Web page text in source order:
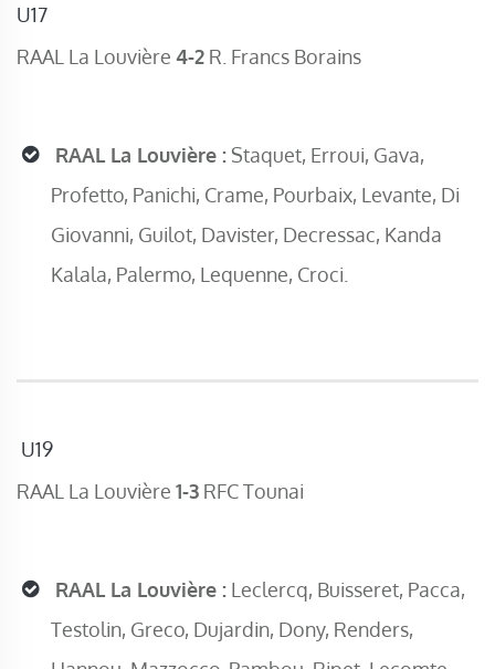
U17
RAAL La Louvière 4-2 R. Francs Borains
RAAL La Louvière : Staquet, Erroui, Gava,
Profetto, Panichi, Crame, Pourbaix, Levante, Di
Giovanni, Guilot, Davister, Decressac, Kanda
Kalala, Palermo, Lequenne, Croci.
U19
RAAL La Louvière 1-3 RFC Tounai
RAAL La Louvière : Leclercq, Buisseret, Pacca,
Testolin, Greco, Dujardin, Dony, Renders,